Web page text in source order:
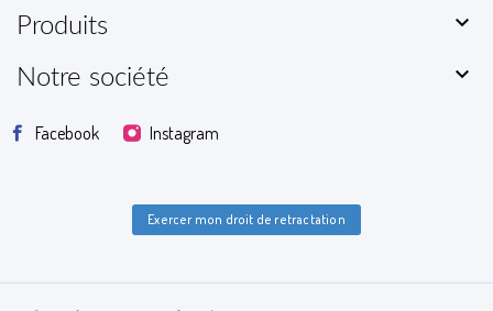
Produits 
Notre société 
Facebook Instagram
Exercer mon droit de retractation